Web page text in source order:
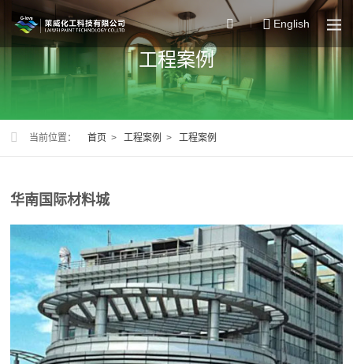
English
工程案例
当前位置： 首页 > 工程案例 > 工程案例
华南国际材料城